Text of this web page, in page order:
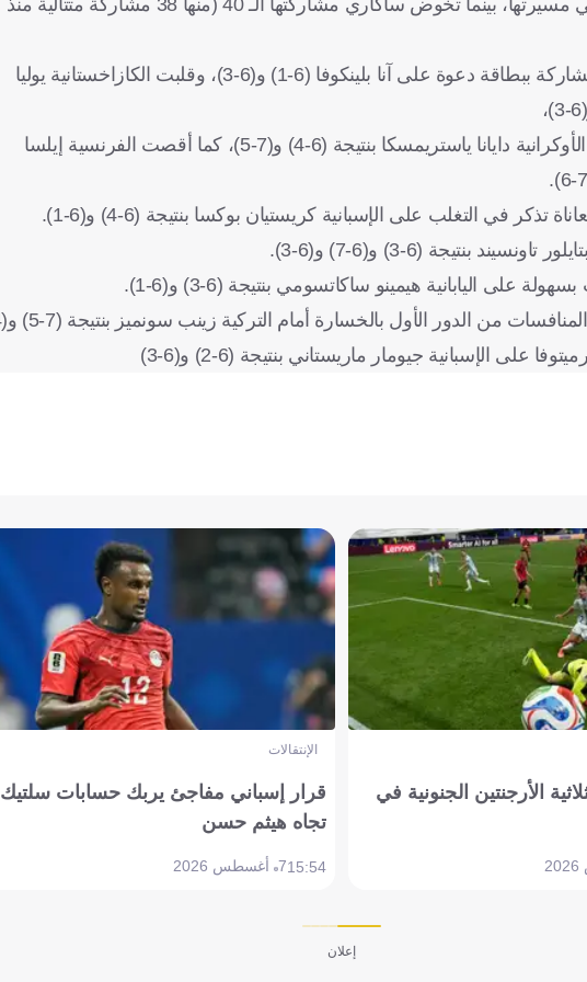
وضمن لقاءات الدور الأول أيضًا، تغلبت الأسترالية تاليا جيبسون المشاركة ببطاقة دعوة على آنا بلينكوفا (6-1) و(6-3)، وقلبت الكازاخستانية يوليا
وحققت الرومانية إيلينا جابرييلا روس مفاجأة، بإقصاء المصنفة 26 الأوكرانية دايانا ياستريمسكا بنتيجة (6-4) و(7-5)، كما أقصت الفرنسية إيلسا
بنتيجة (6-3) و(6-7) و(6-3).
على اليابانية هيمينو ساكاتسومي بنتيجة (6-3) و(6-1).
الأرجنتين الجنونية في
الإنتقالات
قرار إسباني مفاجئ يربك حسابات سلتيك
تجاه هيثم حسن
15:547 أغسطس 2026
إعلان